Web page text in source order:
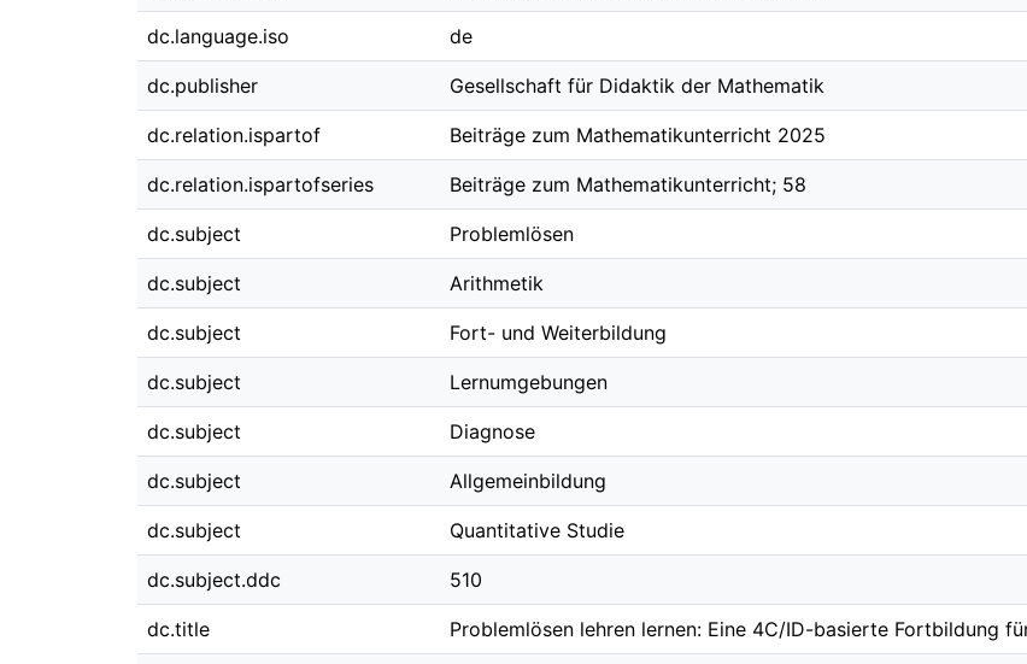
dc.language.iso de
dc.publisher Gesellschaft für Didaktik der Mathematik
dc.relation.ispartof Beiträge zum Mathematikunterricht 2025
dc.relation.ispartofseries Beiträge zum Mathematikunterricht; 58
dc.subject Problemlösen
dc.subject Arithmetik
dc.subject Fort- und Weiterbildung
dc.subject Lernumgebungen
dc.subject Diagnose
dc.subject Allgemeinbildung
dc.subject Quantitative Studie
dc.subject.ddc 510
dc.title Problemlösen lehren lernen: Eine 4C/ID-basierte Fortbildung